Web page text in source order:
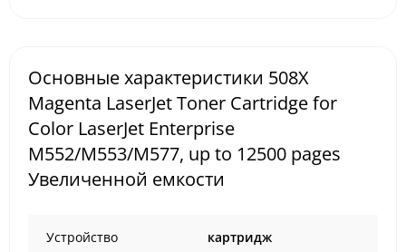
Основные характеристики 508X
Magenta LaserJet Toner Cartridge for
Color LaserJet Enterprise
M552/M553/M577, up to 12500 pages
Увеличенной емкости
Устройство картридж